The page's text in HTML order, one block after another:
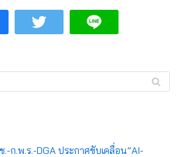
ก.พ.ร.-DGA ประกาศขับเคลื่อน”AI-